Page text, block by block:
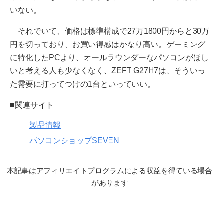
いない。
それでいて、価格は標準構成で27万1800円からと30万
円を切っており、お買い得感はかなり高い。ゲーミング
に特化したPCより、オールラウンダーなパソコンがほし
いと考える人も少なくなく、ZEFT G27H7は、そういっ
た需要に打ってつけの1台といっていい。
■関連サイト
製品情報
パソコンショップSEVEN
本記事はアフィリエイトプログラムによる収益を得ている場合
があります